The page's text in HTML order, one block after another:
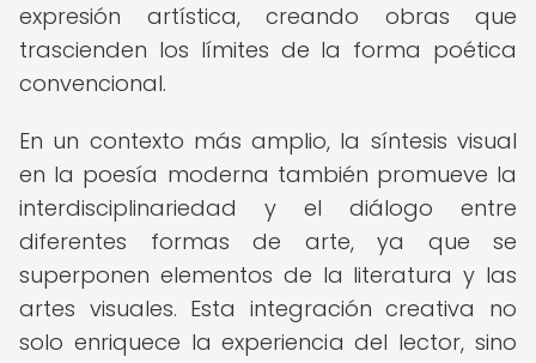
expresión artística, creando obras que
trascienden los límites de la forma poética
convencional.
En un contexto más amplio, la síntesis visual
en la poesía moderna también promueve la
interdisciplinariedad y el diálogo entre
diferentes formas de arte, ya que se
superponen elementos de la literatura y las
artes visuales. Esta integración creativa no
solo enriquece la experiencia del lector, sino